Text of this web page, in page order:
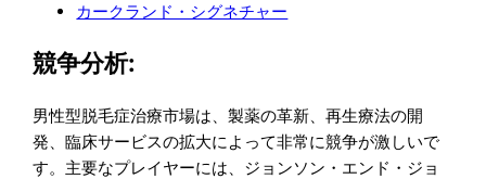
カークランド・シグネチャー
競争分析:
男性型脱毛症治療市場は、製薬の革新、再生療法の開
発、臨床サービスの拡大によって非常に競争が激しいで
す。主要なプレイヤーには、ジョンソン・エンド・ジョ